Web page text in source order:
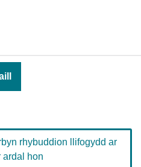
rhybuddion llifogydd ar
ardal hon